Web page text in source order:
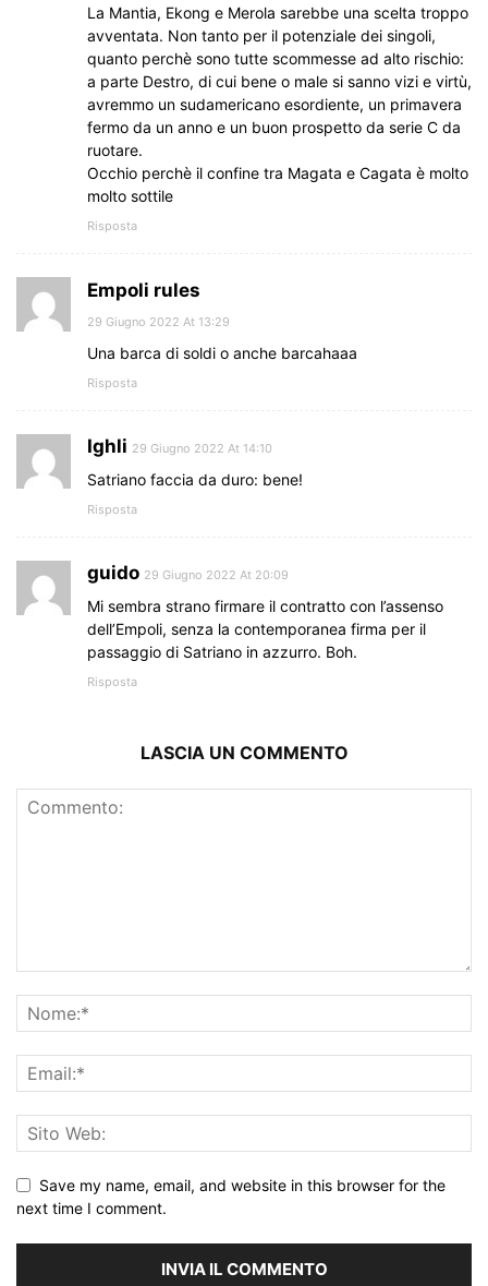
La Mantia, Ekong e Merola sarebbe una scelta troppo
avventata. Non tanto per il potenziale dei singoli,
quanto perchè sono tutte scommesse ad alto rischio:
a parte Destro, di cui bene o male si sanno vizi e virtù,
avremmo un sudamericano esordiente, un primavera
fermo da un anno e un buon prospetto da serie C da
ruotare.
Occhio perchè il confine tra Magata e Cagata è molto
molto sottile
Risposta
Empoli rules
29 Giugno 2022 At 13:29
Una barca di soldi o anche barcahaaa
Risposta
Ighli 29 Giugno 2022 At 14:10
Satriano faccia da duro: bene!
Risposta
guido 29 Giugno 2022 At 20:09
Mi sembra strano firmare il contratto con l’assenso
dell’Empoli, senza la contemporanea firma per il
passaggio di Satriano in azzurro. Boh.
Risposta
LASCIA UN COMMENTO
Save my name, email, and website in this browser for the
next time I comment.